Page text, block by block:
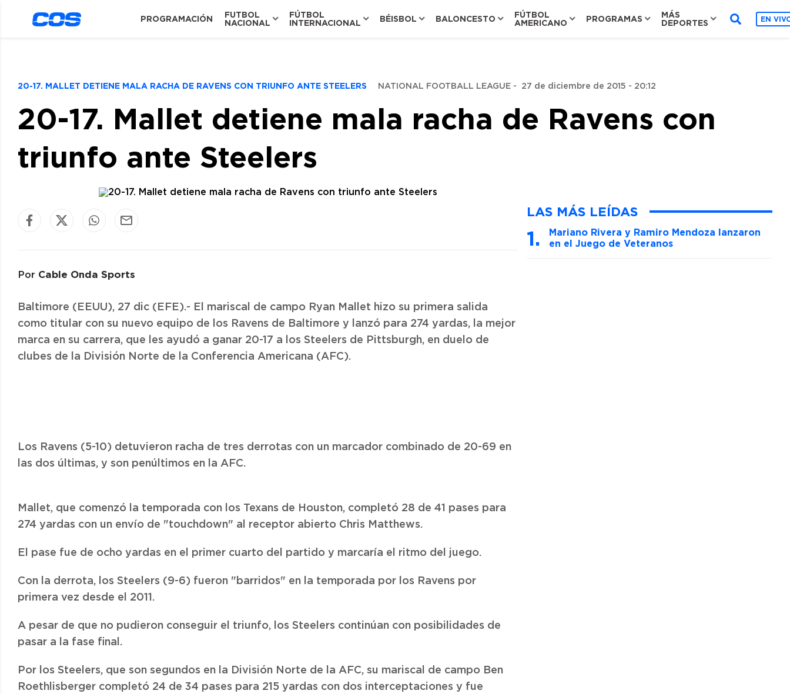
PROGRAMACIÓN
FUTBOL
NACIONAL
FÚTBOL
INTERNACIONAL
BÉISBOL BALONCESTO
FÚTBOL
AMERICANO
PROGRAMAS
MÁS
DEPORTES
EN
20-17. MALLET DETIENE MALA RACHA DE RAVENS CON TRIUNFO ANTE STEELERS NATIONAL FOOTBALL LEAGUE - 27 de diciembre de 2015 - 20:12
20-17. Mallet detiene mala racha de Ravens con
triunfo ante Steelers
Por Cable Onda Sports
Baltimore (EEUU), 27 dic (EFE).- El mariscal de campo Ryan Mallet hizo su primera salida
como titular con su nuevo equipo de los Ravens de Baltimore y lanzó para 274 yardas, la mejor
marca en su carrera, que les ayudó a ganar 20-17 a los Steelers de Pittsburgh, en duelo de
clubes de la División Norte de la Conferencia Americana (AFC).
Los Ravens (5-10) detuvieron racha de tres derrotas con un marcador combinado de 20-69 en
las dos últimas, y son penúltimos en la AFC.
Mallet, que comenzó la temporada con los Texans de Houston, completó 28 de 41 pases para
274 yardas con un envío de "touchdown" al receptor abierto Chris Matthews.
El pase fue de ocho yardas en el primer cuarto del partido y marcaría el ritmo del juego.
Con la derrota, los Steelers (9-6) fueron "barridos" en la temporada por los Ravens por
primera vez desde el 2011.
A pesar de que no pudieron conseguir el triunfo, los Steelers continúan con posibilidades de
pasar a la fase final.
Por los Steelers, que son segundos en la División Norte de la AFC, su mariscal de campo Ben
Roethlisberger completó 24 de 34 pases para 215 yardas con dos interceptaciones y fue
LAS MÁS LEÍDAS
Mariano Rivera y Ramiro Mendoza lanzaron
en el Juego de Veteranos